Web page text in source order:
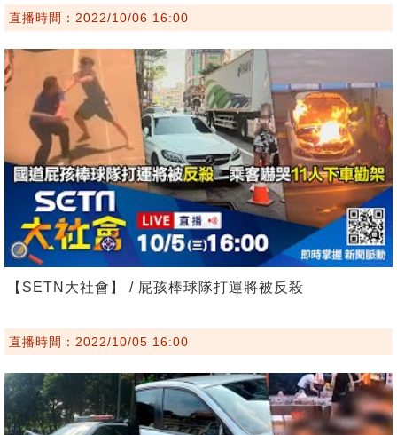
直播時間：2022/10/06 16:00
【SETN大社會】 / 屁孩棒球隊打運將被反殺
直播時間：2022/10/05 16:00